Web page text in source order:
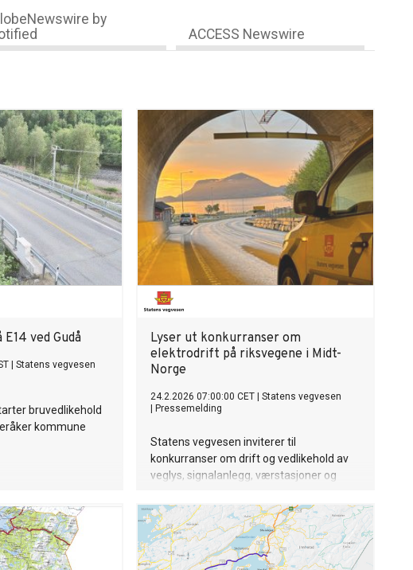
by
ACCESS Newswire
ved Gudå
Statens vegvesen
bruvedlikehold
kommune
Lyser ut konkurranser om
elektrodrift på riksvegene i Midt-
Norge
24.2.2026 07:00:00 CET
Statens vegvesen
Pressemelding
Statens vegvesen inviterer til
konkurranser om drift og vedlikehold av
veglys, signalanlegg, værstasjoner og
Trøndelag og Møre og Romsdal.